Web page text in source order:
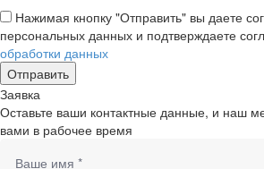
Нажимая кнопку "Отправить" вы даете
персональных данных и подтверждаете
обработки данных
Заявка
Оставьте ваши контактные данные, и наш
вами в рабочее время